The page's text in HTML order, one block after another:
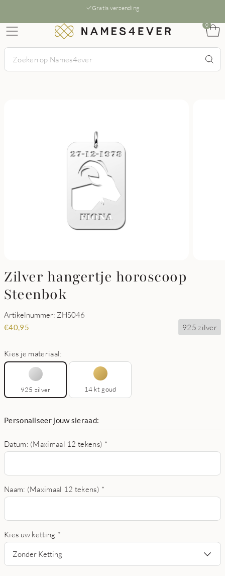
Gratis verzending
0
Zilver hangertje horoscoop
Steenbok
Artikelnummer: ZHS046
€40,95 925 zilver
Kies je materiaal:
925 zilver 14 kt goud
Personaliseer jouw sieraad:
Datum: (Maximaal 12 tekens) *
Naam: (Maximaal 12 tekens) *
Kies uw ketting *
Zonder Ketting